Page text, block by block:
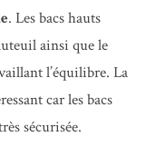
. Les bacs hauts
ainsi que le
l’équilibre. La
car les bacs
sécurisée.